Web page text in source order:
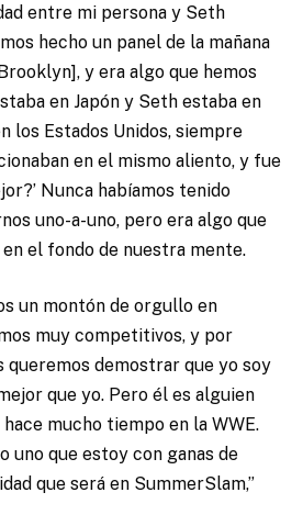
entre mi persona y Seth
hecho un panel de la mañana
y era algo que hemos
en Japón y Seth estaba en
los Estados Unidos, siempre
en el mismo aliento, y fue
Nunca habíamos tenido
uno-a-uno, pero era algo que
el fondo de nuestra mente.
un montón de orgullo en
muy competitivos, y por
queremos demostrar que yo soy
que yo. Pero él es alguien
mucho tiempo en la WWE.
uno que estoy con ganas de
que será en SummerSlam,”